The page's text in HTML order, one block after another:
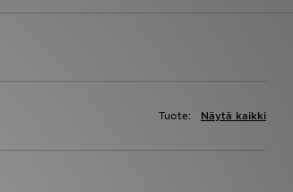
Näytä kaikki
Tuote: